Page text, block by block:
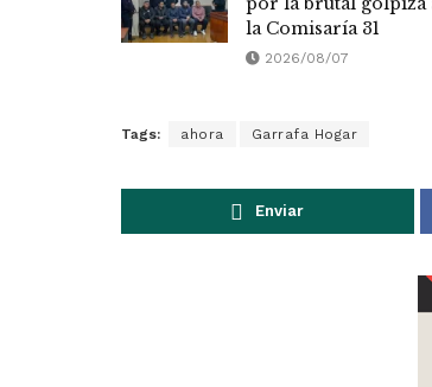
la Comisaría 31
2026/08/07
Tags: ahora Garrafa Hogar
Enviar